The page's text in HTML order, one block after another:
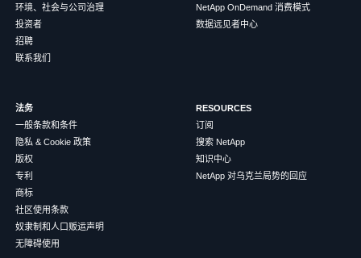
环境、社会与公司治理
投资者
招聘
联系我们
NetApp OnDemand 消费模式
数据远见者中心
法务
一般条款和条件
隐私 & Cookie 政策
版权
专利
商标
社区使用条款
奴隶制和人口贩运声明
无障碍使用
RESOURCES
订阅
搜索 NetApp
知识中心
NetApp 对乌克兰局势的回应